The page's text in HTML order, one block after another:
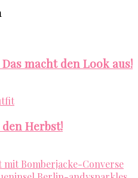
macht den Look aus!
Herbst!